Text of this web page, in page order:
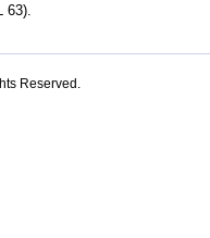
63).
Reserved.